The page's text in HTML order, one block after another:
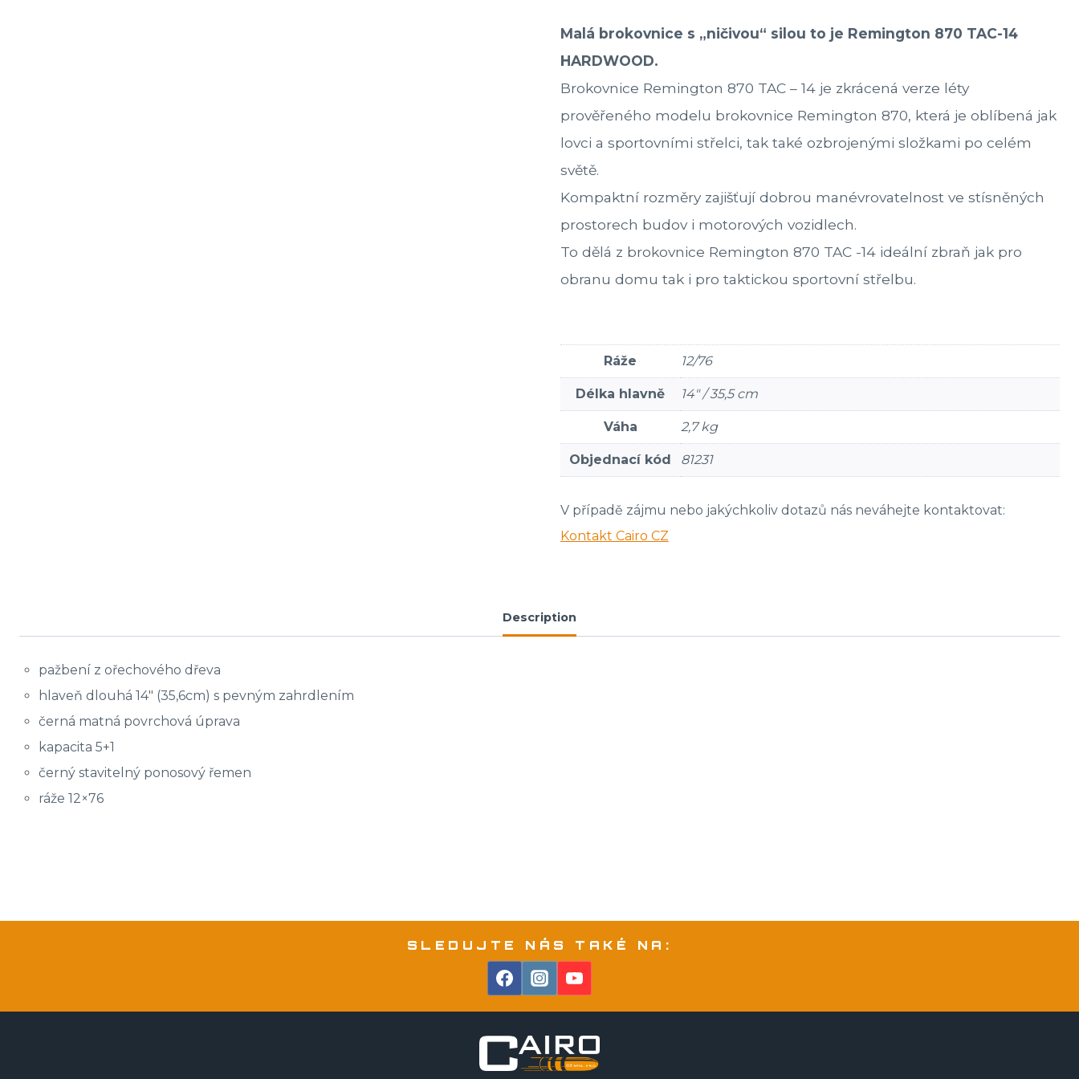
Malá brokovnice s „ničivou“ silou to je Remington 870 TAC-14
HARDWOOD.
Brokovnice Remington 870 TAC – 14 je zkrácená verze léty
prověřeného modelu brokovnice Remington 870, která je oblíbená jak
lovci a sportovními střelci, tak také ozbrojenými složkami po celém
světě.
Kompaktní rozměry zajišťují dobrou manévrovatelnost ve stísněných
prostorech budov i motorových vozidlech.
To dělá z brokovnice Remington 870 TAC -14 ideální zbraň jak pro
obranu domu tak i pro taktickou sportovní střelbu.
Ráže 12/76
Délka hlavně 14″ / 35,5 cm
Váha 2,7 kg
Objednací kód 81231
V případě zájmu nebo jakýchkoliv dotazů nás neváhejte kontaktovat:
Kontakt Cairo CZ
Description
pažbení z ořechového dřeva
hlaveň dlouhá 14″ (35,6cm) s pevným zahrdlením
černá matná povrchová úprava
kapacita 5+1
černý stavitelný ponosový řemen
ráže 12×76
SLEDUJTE NÁS TAKÉ NA: